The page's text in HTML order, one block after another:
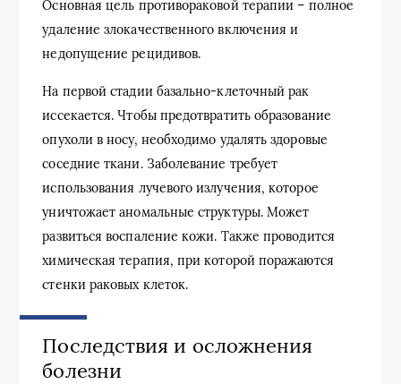
Основная цель противораковой терапии – полное
удаление злокачественного включения и
недопущение рецидивов.
На первой стадии базально-клеточный рак
иссекается. Чтобы предотвратить образование
опухоли в носу, необходимо удалять здоровые
соседние ткани. Заболевание требует
использования лучевого излучения, которое
уничтожает аномальные структуры. Может
развиться воспаление кожи. Также проводится
химическая терапия, при которой поражаются
стенки раковых клеток.
Последствия и осложнения
болезни